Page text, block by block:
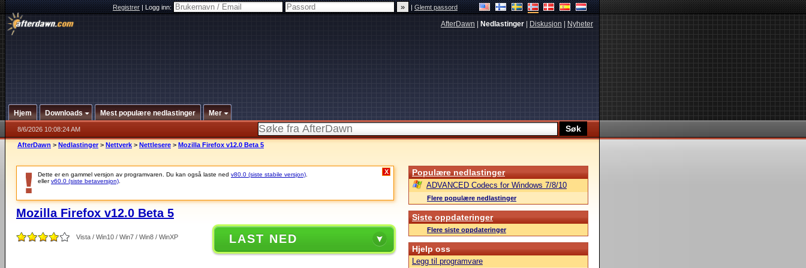
Registrer|Logg inn: |Glemt passord
AfterDawn Nedlastinger Diskusjon Nyheter
Hjem Downloads Mest populære nedlastinger Mer
8/6/2026 10:08:24 AM
AfterDawn > Nedlastinger > Nettverk > Nettlesere > Mozilla Firefox v12.0 Beta 5
Dette er en gammel versjon av programvaren. Du kan også laste ned v80.0 (siste stabile versjon)
ellerv60.0 (siste betaversjon)
X
Mozilla Firefox v12.0 Beta 5
Vista / Win10 / Win7 / Win8 / WinXP LAST NED
Populære nedlastinger
ADVANCED Codecs for Windows 7/8/10
Flere populære nedlastinger
Siste oppdateringer
Flere siste oppdateringer
Hjelp oss
Legg til programvare